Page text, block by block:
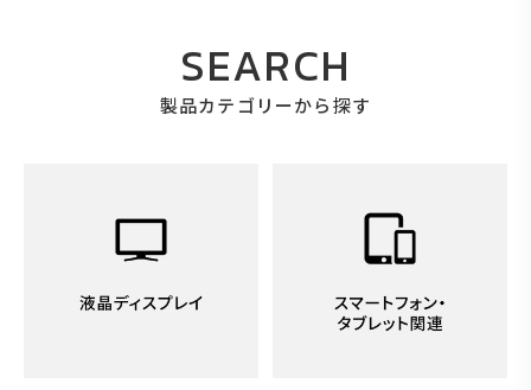
SEARCH
製品カテゴリーから探す